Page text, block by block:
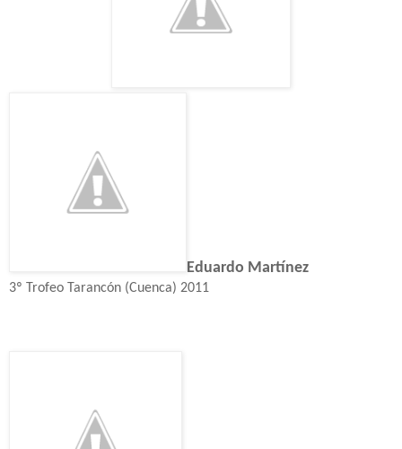
Eduardo Martínez
3º Trofeo Tarancón (Cuenca) 2011